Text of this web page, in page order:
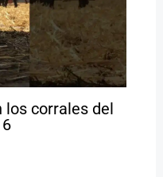
los corrales del